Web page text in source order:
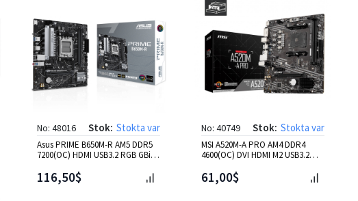
No: 48016 Stok: Stokta var
Asus PRIME B650M-R AM5 DDR5
7200(OC) HDMI USB3.2 RGB GBit
116,50$
No: 40749 Stok: Stokta var
MSI A520M-A PRO AM4 DDR4
4600(OC) DVI HDMI M2 USB3.2
61,00$